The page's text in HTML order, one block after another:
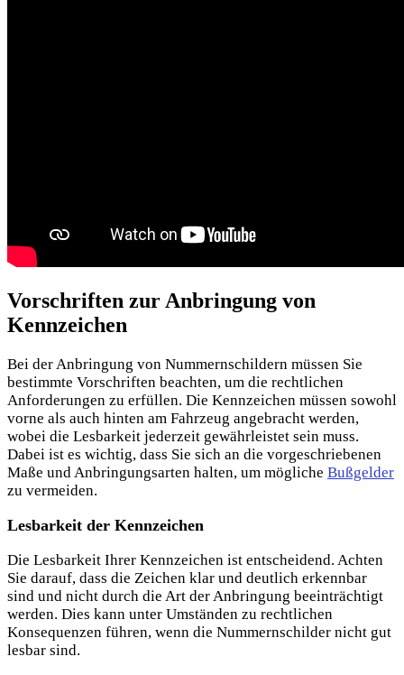
Vorschriften zur Anbringung von
Kennzeichen
Bei der Anbringung von Nummernschildern müssen Sie
bestimmte Vorschriften beachten, um die rechtlichen
Anforderungen zu erfüllen. Die Kennzeichen müssen sowohl
vorne als auch hinten am Fahrzeug angebracht werden,
wobei die Lesbarkeit jederzeit gewährleistet sein muss.
Dabei ist es wichtig, dass Sie sich an die vorgeschriebenen
Maße und Anbringungsarten halten, um mögliche Bußgelder
zu vermeiden.
Lesbarkeit der Kennzeichen
Die Lesbarkeit Ihrer Kennzeichen ist entscheidend. Achten
Sie darauf, dass die Zeichen klar und deutlich erkennbar
sind und nicht durch die Art der Anbringung beeinträchtigt
werden. Dies kann unter Umständen zu rechtlichen
Konsequenzen führen, wenn die Nummernschilder nicht gut
lesbar sind.